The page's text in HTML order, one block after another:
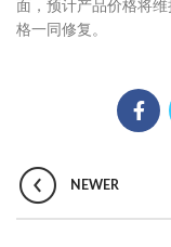
面，预计产品价格将
格一同修复。
NEWER